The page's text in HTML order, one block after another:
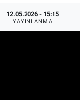
12.05.2026 - 15:15
YAYINLANMA